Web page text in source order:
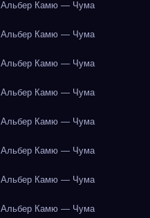
Альбер Камю — Чума
Альбер Камю — Чума
Альбер Камю — Чума
Альбер Камю — Чума
Альбер Камю — Чума
Альбер Камю — Чума
Альбер Камю — Чума
Альбер Камю — Чума